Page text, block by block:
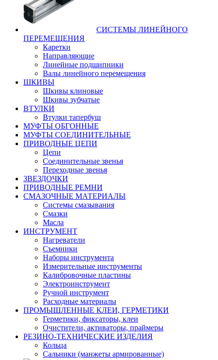
СИСТЕМЫ ЛИНЕЙНОГО
ПЕРЕМЕЩЕНИЯ
Каретки
Направляющие
Линейные подшипники
Валы линейного перемещения
ШКИВЫ
Шкивы клиновые
Шкивы зубчатые
ВТУЛКИ
Втулки тапербуш
МУФТЫ ОБГОННЫЕ
МУФТЫ СОЕДИНИТЕЛЬНЫЕ
ПРИВОДНЫЕ ЦЕПИ
Цепи
Соединительные звенья
Переходные звенья
ЗВЕЗДОЧКИ
ПРИВОДНЫЕ РЕМНИ
СМАЗОЧНЫЕ МАТЕРИАЛЫ
Системы смазывания
Смазки
Масла
ИНСТРУМЕНТ
Нагреватели
Съемники
Наборы инструмента
Измерительные инструменты
Калибровочные пластины
Электроинструмент
Ручной инструмент
Расходные материалы
ПРОМЫШЛЕННЫЕ КЛЕИ, ГЕРМЕТИКИ
Герметики, фиксаторы, клеи
Очистители, активаторы, праймеры
РЕЗИНО-ТЕХНИЧЕСКИЕ ИЗДЕЛИЯ
Кольца
Сальники (манжеты армированные)